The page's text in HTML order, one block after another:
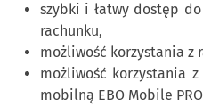
szybki i łatwy dostęp
rachunku,
możliwość korzystania z
możliwość korzystania
mobilną EBO Mobile